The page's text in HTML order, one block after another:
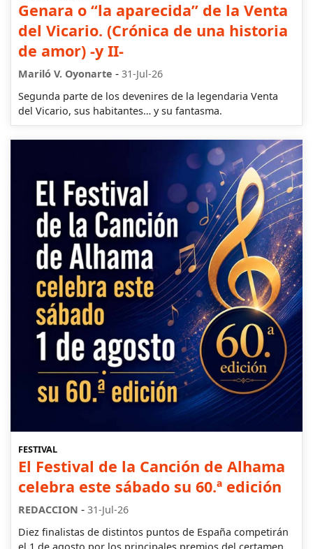
Genara o “la aparecida” de la Venta
del Vicario. (Crónica de una historia
de amor) -y II-
Mariló V. Oyonarte - 31-Jul-26
Segunda parte de los devenires de la legendaria Venta
del Vicario, sus habitantes… y su fantasma.
FESTIVAL
El Festival de la Canción de Alhama
celebra este sábado su 60.ª edición
REDACCION - 31-Jul-26
Diez finalistas de distintos puntos de España competirán